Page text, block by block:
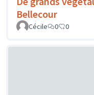
Bellecour
Cécile
0 0